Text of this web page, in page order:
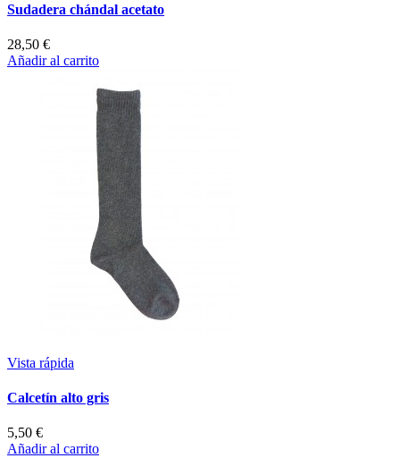
Sudadera chándal acetato
28,50 €
Añadir al carrito
Vista rápida
Calcetín alto gris
5,50 €
Añadir al carrito